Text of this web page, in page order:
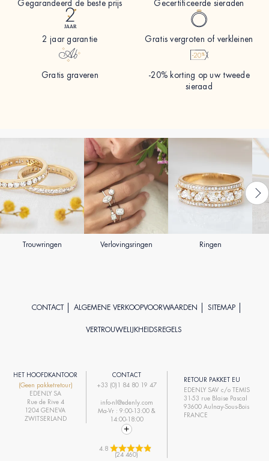
Gegarandeerd de beste prijs Gecertificeerde sieraden
2 jaar garantie Gratis vergroten of verkleinen
Gratis graveren
-20% korting op uw tweede
sieraad
Trouwringen Verlovingsringen Ringen
CONTACT ALGEMENE VERKOOPVOORWAARDEN SITEMAP
VERTROUWELIJKHEIDSREGELS
HET HOOFDKANTOOR
(Geen pakketretour)
EDENLY SA
Rue de Rive 4
1204 GENEVA
ZWITSERLAND
CONTACT
+33 (0)1 84 80 19 47
info-nl@edenly.com
Ma-Vr : 9:00-13:00 &
14:00-18:00
4.8
(24 460)
RETOUR PAKKET EU
EDENLY SAV c/o TEMIS
31-53 rue Blaise Pascal
93600 Aulnay-Sous-Bois
FRANCE